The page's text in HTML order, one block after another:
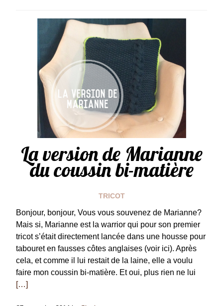
La version de Marianne
du coussin bi-matière
TRICOT
Bonjour, bonjour, Vous vous souvenez de Marianne?
Mais si, Marianne est la warrior qui pour son premier
tricot s’était directement lancée dans une housse pour
tabouret en fausses côtes anglaises (voir ici). Après
cela, et comme il lui restait de la laine, elle a voulu
faire mon coussin bi-matière. Et oui, plus rien ne lui
[…]